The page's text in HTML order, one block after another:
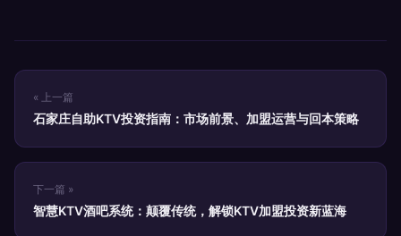
« 上一篇
石家庄自助KTV投资指南：市场前景、加盟运营与回本策略
下一篇 »
智慧KTV酒吧系统：颠覆传统，解锁KTV加盟投资新蓝海